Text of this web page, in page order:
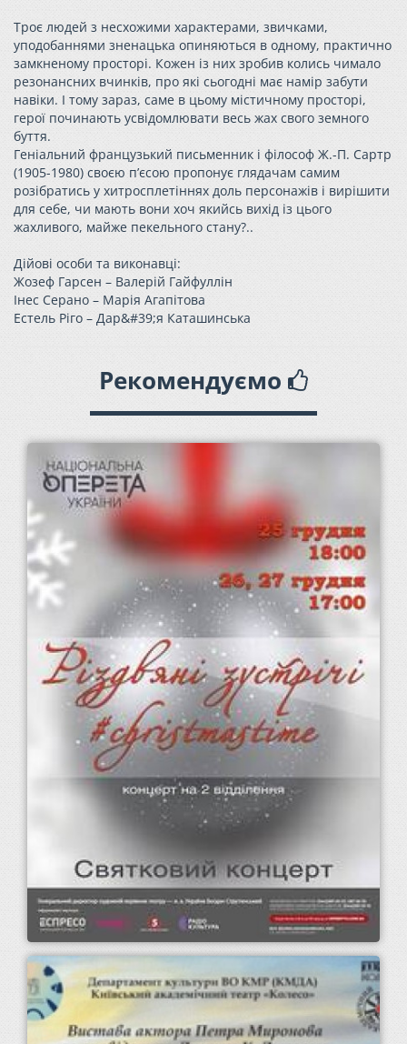
Троє людей з несхожими характерами, звичками,
уподобаннями зненацька опиняються в одному, практично
замкненому просторі. Кожен із них зробив колись чимало
резонансних вчинків, про які сьогодні має намір забути
навіки. І тому зараз, саме в цьому містичному просторі,
герої починають усвідомлювати весь жах свого земного
буття.
Геніальний французький письменник і філософ Ж.-П. Сартр
(1905-1980) своєю п’єсою пропонує глядачам самим
розібратись у хитросплетіннях доль персонажів і вирішити
для себе, чи мають вони хоч якийсь вихід із цього
жахливого, майже пекельного стану?..
Дійові особи та виконавці:
Жозеф Гарсен – Валерій Гайфуллін
Інес Серано – Марія Агапітова
Естель Ріго – Дар&#39;я Каташинська
Рекомендуємо